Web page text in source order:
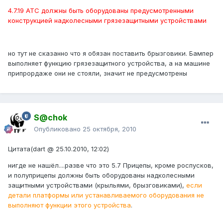
4.7.19 АТС должны быть оборудованы предусмотренными
конструкцией надколесными грязезащитными устройствами
но тут не сказанно что я обязан поставить брызговики. Бампер
выполняет функцию грязезащитного устройства, а на машине
припрордаже они не стояли, значит не предусмотрены
S@chok
Опубликовано 25 октября, 2010
Цитата(dart @ 25.10.2010, 12:02)
нигде не нашёл....разве что это 5.7 Прицепы, кроме роспусков,
и полуприцепы должны быть оборудованы надколесными
защитными устройствами (крыльями, брызговиками), если
детали платформы или устанавливаемого оборудования не
выполняют функции этого устройства.